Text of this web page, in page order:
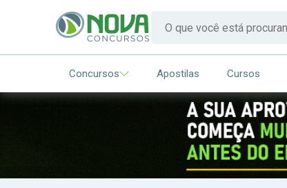
Concursos Apostilas Cursos